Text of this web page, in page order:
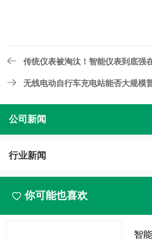
传统仪表被淘汰！智能仪表到底强
无线电动自行车充电站能否大规模
公司新闻
行业新闻
你可能也喜欢
智